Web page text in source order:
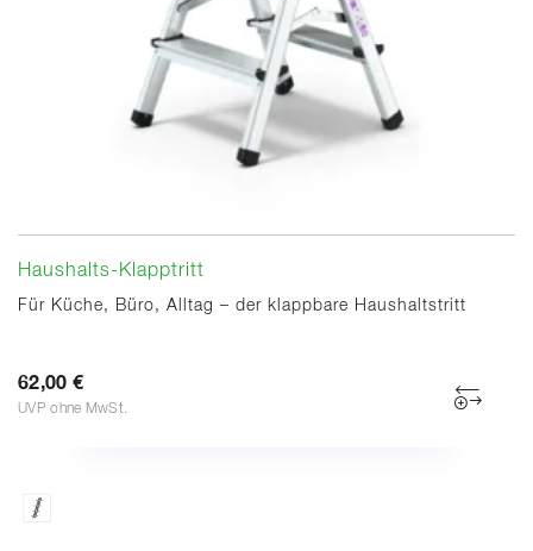
Haushalts-Klapptritt
Für Küche, Büro, Alltag – der klappbare Haushaltstritt
62,00 €
UVP ohne MwSt.